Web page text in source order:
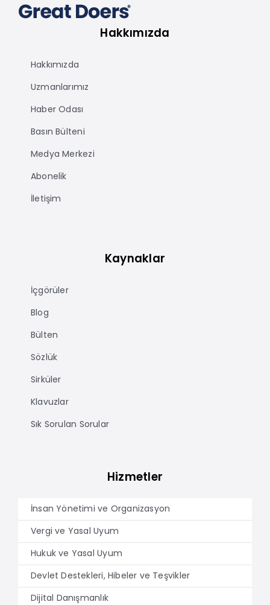
Hakkımızda
Hakkımızda
Uzmanlarımız
Haber Odası
Basın Bülteni
Medya Merkezi
Abonelik
İletişim
Kaynaklar
İçgörüler
Blog
Bülten
Sözlük
Sirküler
Klavuzlar
Sık Sorulan Sorular
Hizmetler
İnsan Yönetimi ve Organizasyon
Vergi ve Yasal Uyum
Hukuk ve Yasal Uyum
Devlet Destekleri, Hibeler ve Teşvikler
Dijital Danışmanlık